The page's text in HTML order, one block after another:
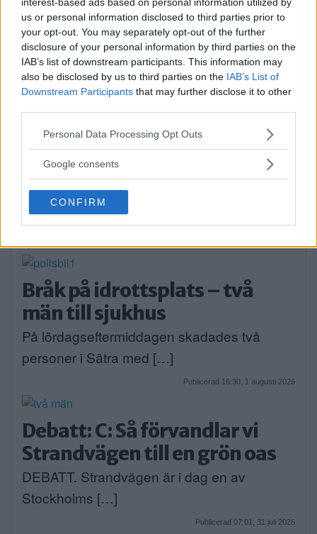
us or personal information disclosed to third parties prior to
your opt-out. You may separately opt-out of the further
disclosure of your personal information by third parties on the
IAB’s list of downstream participants. This information may
also be disclosed by us to third parties on the IAB’s List of
Downstream Participants that may further disclose it to other
Please note that this website/app uses one or more Google
not limited to your visit or usage behaviour. You may click to
use your data for below specified purposes in below Google
consent section.
Personal Data Processing Opt Outs
Google consents
CONFIRM
Sommartorget i Älvsjö
öppnar: Familjärt
På måndagseftermiddagen öppnade
aktiviteterna på Älvsjö torg. Artisten […]
Publicerad 16:23, 3 augusti 2026
Flydde i kajak – greps
På söndagsmorgonen följde polisen en man
på Långsjön […]
Bråk på idrottsplats – två
män till sjukhus
På lördagseftermiddagen skadades två
personer i Sätra med […]
Publicerad 16:30, 1 augusti 2026
Debatt: C: Så förvandlar vi
Strandvägen till en grön oas
DEBATT. Strandvägen är i dag en av
Stockholms […]
Publicerad 07:01, 31 juli 2026